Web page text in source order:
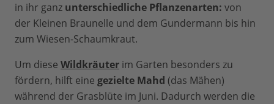
in ihr ganz unterschiedliche Pflanzenarten: von
der Kleinen Braunelle und dem Gundermann bis hin
zum Wiesen-Schaumkraut.
Um diese Wildkräuter im Garten besonders zu
fördern, hilft eine gezielte Mahd (das Mähen)
während der Grasblüte im Juni. Dadurch werden die